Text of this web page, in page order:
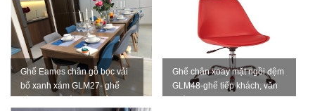
Ghế Eames chân gỗ bọc vải
bố xanh xám GLM27- ghế
Ghế chân xoay mặt ngồi đệm
GLM48-ghế tiếp khách, văn